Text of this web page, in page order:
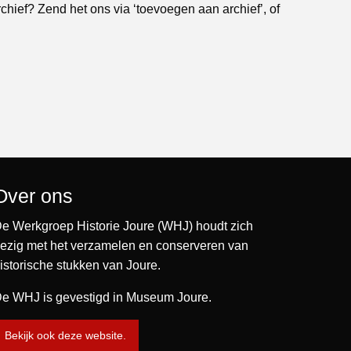
Zend het ons via ‘toevoegen aan archief’, of
ons
Werkgroep Historie Joure (WHJ) houdt zich
met het verzamelen en conserveren van
stukken van Joure.
WHJ is gevestigd in Museum Joure.
Bekijk ook deze website.